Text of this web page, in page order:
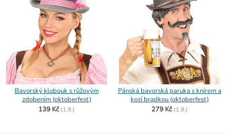
Bavorský klobouk s růžovým
zdobením (oktoberfest)
139 Kč (1.9.)
Pánská bavorská paruka s knírem a
kozí bradkou (oktoberfest)
279 Kč (1.9.)